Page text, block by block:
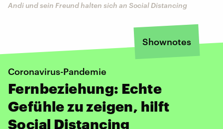
Andi und sein Freund halten sich an Social Distancing
Shownotes
Coronavirus-Pandemie
Fernbeziehung: Echte
Gefühle zu zeigen, hilft
Social Distancing